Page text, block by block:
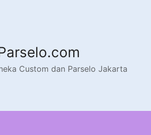
Custom dan Parselo Jakarta